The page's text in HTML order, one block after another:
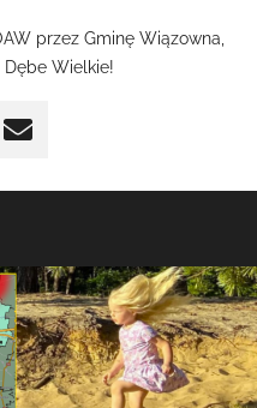
przez Gminę Wiązowna,
Dębe Wielkie!
Email